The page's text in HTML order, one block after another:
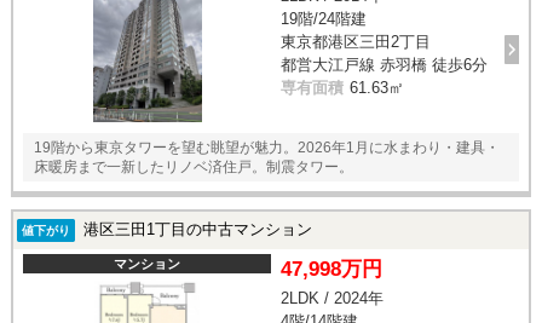
19階/24階建
東京都港区三田2丁目
都営大江戸線 赤羽橋 徒歩6分
専有面積 61.63㎡
19階から東京タワーを望む眺望が魅力。2026年1月に水まわり・建具・
床暖房まで一新したリノベ済住戸。制震タワー。
値下がり 港区三田1丁目の中古マンション
マンション 47,998万円
2LDK / 2024年